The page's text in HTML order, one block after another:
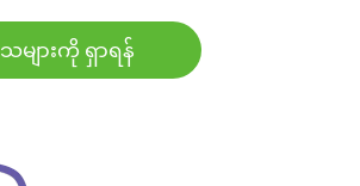
များကို ရှာရန်